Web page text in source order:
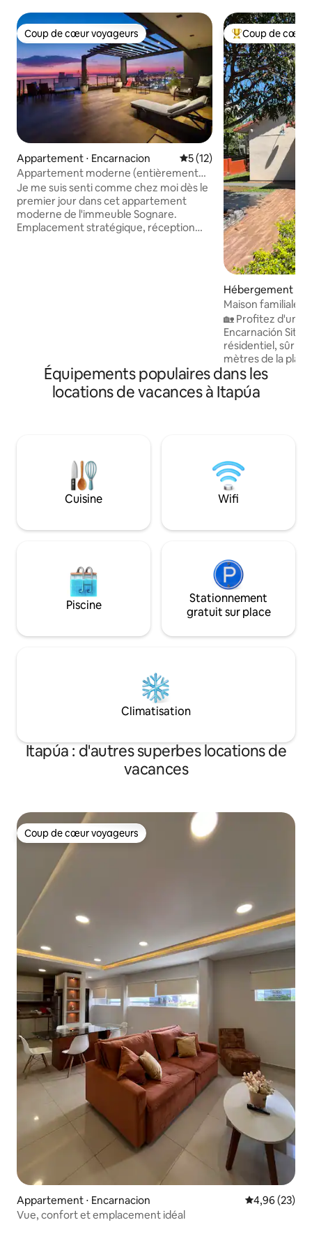
Coup de cœur voyageurs
Coup de cœur voyageurs
Appartement ⋅ Encarnacion Évaluation moyenne sur la
5 (12)
Appartement moderne (entièrement
équipé)
Je me suis senti comme chez moi dès le
premier jour dans cet appartement
moderne de l'immeuble Sognare.
Emplacement stratégique, réception
excellente !
Coups de cœur
Coup de cœur
Hébergement ⋅
Maison familiale
🏡 Profitez d'un
Encarnación Située dans un quartier
résidentiel, sûr et
mètres de la
maison est
reposer et partager
des moments
attractions de la ville. 🌅
déconnectez et
tranquillité tout
inoubliables.
Équipements populaires dans les
locations de vacances à Itapúa
Cuisine Wifi
Piscine
Stationnement
gratuit sur place
Climatisation
Itapúa : d'autres superbes locations de
vacances
Coup de cœur voyageurs
Coup de cœur voyageurs
Appartement ⋅ Encarnacion Évaluation
4,96 (23)
Vue, confort et emplacement idéal